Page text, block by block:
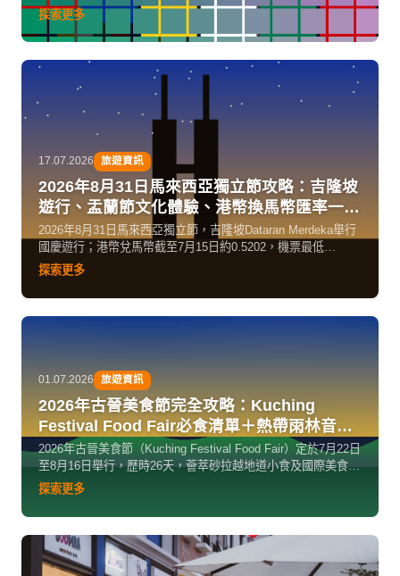
塊、港幣換馬幣匯率及香港出發實用資訊。
探索更多
17.07.2026 旅遊資訊
2026年8月31日馬來西亞獨立節攻略：吉隆坡
遊行、盂蘭節文化體驗、港幣換馬幣匯率一次
睇清
2026年8月31日馬來西亞獨立節，吉隆坡Dataran Merdeka舉行
國慶遊行；港幣兌馬幣截至7月15日約0.5202，機票最低
HK$1,011起，連同9月16日馬來西亞日行程安排全攻略。
探索更多
01.07.2026 旅遊資訊
2026年古晉美食節完全攻略：Kuching
Festival Food Fair必食清單＋熱帶雨林音樂
節
2026年古晉美食節（Kuching Festival Food Fair）定於7月22日
至8月16日舉行，歷時26天，薈萃砂拉越地道小食及國際美食。
同期熱帶雨林音樂節亦在砂拉越上演，港幣兌馬幣約0.517，古
探索更多